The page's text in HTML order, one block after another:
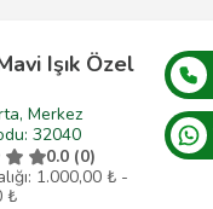
Işık Özel
Merkez
32040
0.0 (0)
1.000,00 ₺ -
₺